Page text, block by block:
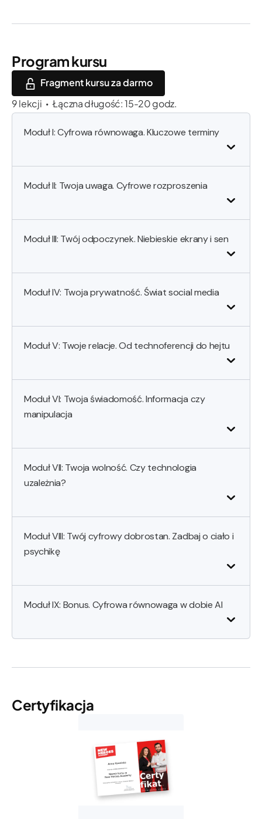
Program kursu
Fragment kursu za darmo
9 lekcji
• Łączna długość: 15-20 godz.
Moduł I: Cyfrowa równowaga. Kluczowe terminy
Moduł II: Twoja uwaga. Cyfrowe rozproszenia
Moduł III: Twój odpoczynek. Niebieskie ekrany i sen
Moduł IV: Twoja prywatność. Świat social media
Moduł V: Twoje relacje. Od technoferencji do hejtu
Moduł VI: Twoja świadomość. Informacja czy
manipulacja
Moduł VII: Twoja wolność. Czy technologia
uzależnia?
Moduł VIII: Twój cyfrowy dobrostan. Zadbaj o ciało i
psychikę
Moduł IX: Bonus. Cyfrowa równowaga w dobie AI
Certyfikacja